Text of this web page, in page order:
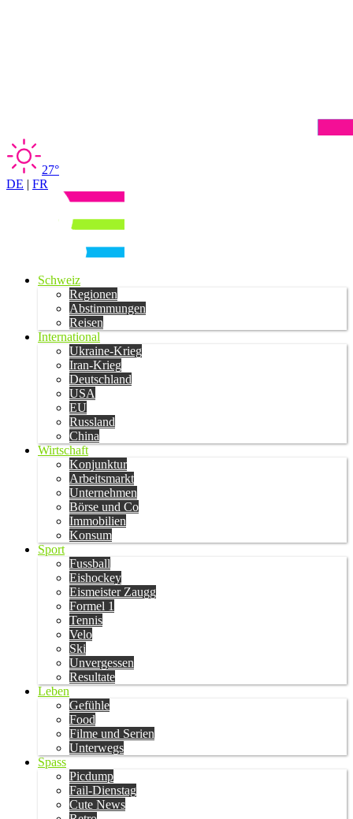
27°
DE | FR
Schweiz
Regionen
Abstimmungen
Reisen
International
Ukraine-Krieg
Iran-Krieg
Deutschland
USA
EU
Russland
China
Wirtschaft
Konjunktur
Arbeitsmarkt
Unternehmen
Börse und Co
Immobilien
Konsum
Sport
Fussball
Eishockey
Eismeister Zaugg
Formel 1
Tennis
Velo
Ski
Unvergessen
Resultate
Leben
Gefühle
Food
Filme und Serien
Unterwegs
Spass
Picdump
Fail-Dienstag
Cute News